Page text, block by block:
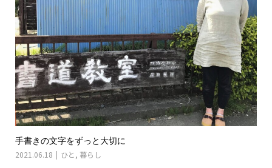
手書きの文字をずっと大切に
2021.06.18 ひと , 暮らし